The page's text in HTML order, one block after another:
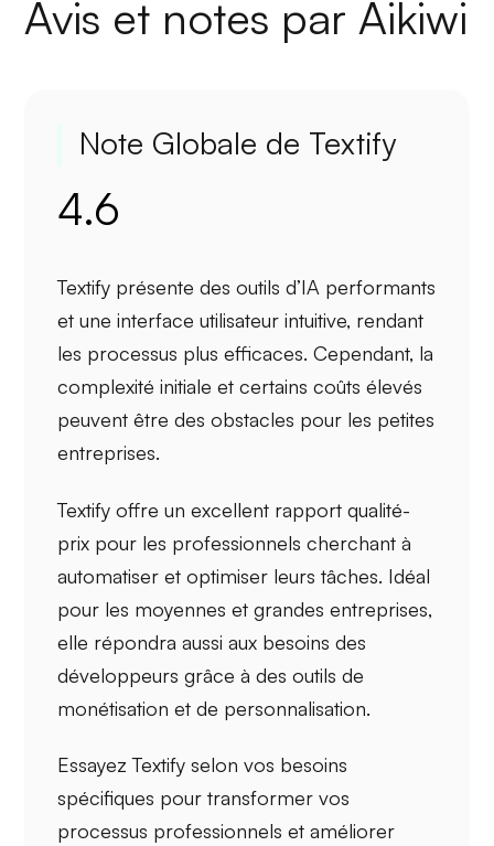
Avis et notes par Aikiwi
Note Globale de Textify
4.6
Textify présente desoutils d’IA performants
et une interface utilisateur intuitive, rendant
les processus plus efficaces. Cependant, la
complexité initiale et certains coûts élevés
peuvent être des obstacles pour les petites
entreprises.
Textify offre un excellent rapport qualité-
prix pour les professionnels cherchant à
automatiser et optimiser leurs tâches. Idéal
pour les moyennes et grandes entreprises,
elle répondra aussi aux besoins des
développeurs grâce à des outils de
monétisation et de personnalisation.
Essayez Textify selon vos besoins
spécifiques pour transformer vos
processus professionnels et améliorer